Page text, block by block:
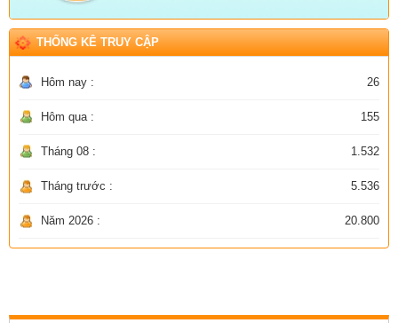
THỐNG KÊ TRUY CẬP
Hôm nay : 26
Hôm qua : 155
Tháng 08 : 1.532
Tháng trước : 5.536
Năm 2026 : 20.800